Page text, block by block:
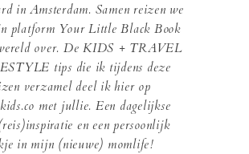
in Amsterdam. Samen reizen we
platform Your Little Black Book
over. De KIDS + TRAVEL
tips die ik tijdens deze
verzamel deel ik hier op
met jullie. Een dagelijkse
en een persoonlijk
in mijn (nieuwe) momlife!